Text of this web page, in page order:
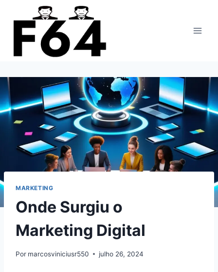
para
MARKETING
Onde Surgiu o
Marketing Digital
Por marcosviniciusr550 julho 26, 2024